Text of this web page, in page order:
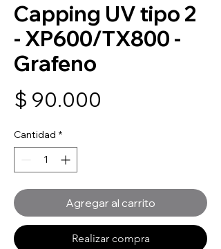
Capping UV tipo 2
- XP600/TX800 -
Grafeno
$ 90.000
Cantidad *
Agregar al carrito
Realizar compra